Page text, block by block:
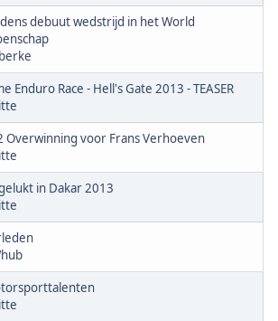
debuut wedstrijd in het World
Enduro Race - Hell's Gate 2013 - TEASER
Overwinning voor Frans Verhoeven
in Dakar 2013